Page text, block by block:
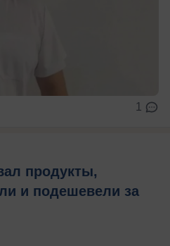
1
продукты,
и подешевели за